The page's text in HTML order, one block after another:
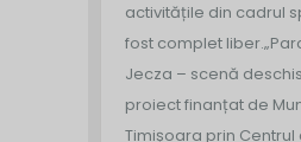
activitățile din cadrul
fost complet liber.
Jecza – scenă
proiect finanțat de
Timișoara prin Centrul